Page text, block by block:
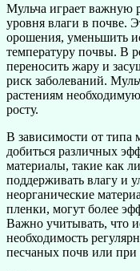
Мульча играет важную
уровня влаги в почве.
орошения, уменьшить
температуру почвы. В
переносить жару и
риск заболеваний.
растениям
росту.
В зависимости от
добиться различных
материалы, такие как
поддерживать влагу и
неорганические
пленки, могут более
Важно учитывать, что
необходимость
песчаных почв или при